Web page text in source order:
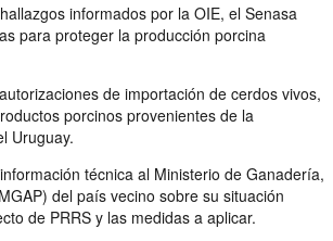
informados por la OIE, el Senasa
para proteger la producción porcina
de importación de cerdos vivos,
porcinos provenientes de la
Uruguay.
técnica al Ministerio de Ganadería,
del país vecino sobre su situación
de PRRS y las medidas a aplicar.